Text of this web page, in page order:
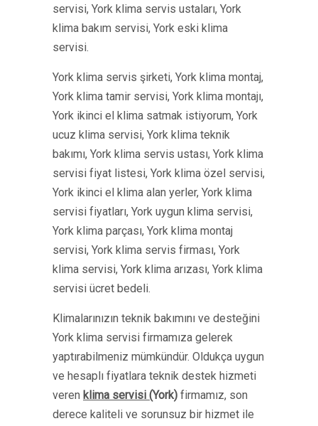
servisi, York klima servis ustaları, York
klima bakım servisi, York eski klima
servisi.
York klima servis şirketi, York klima montaj,
York klima tamir servisi, York klima montajı,
York ikinci el klima satmak istiyorum, York
ucuz klima servisi, York klima teknik
bakımı, York klima servis ustası, York klima
servisi fiyat listesi, York klima özel servisi,
York ikinci el klima alan yerler, York klima
servisi fiyatları, York uygun klima servisi,
York klima parçası, York klima montaj
servisi, York klima servis firması, York
klima servisi, York klima arızası, York klima
servisi ücret bedeli.
Klimalarınızın teknik bakımını ve desteğini
York klima servisi firmamıza gelerek
yaptırabilmeniz mümkündür. Oldukça uygun
ve hesaplı fiyatlara teknik destek hizmeti
veren klima servisi (York) firmamız, son
derece kaliteli ve sorunsuz bir hizmet ile